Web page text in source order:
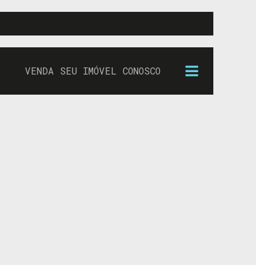
VENDA SEU IMÓVEL CONOSCO